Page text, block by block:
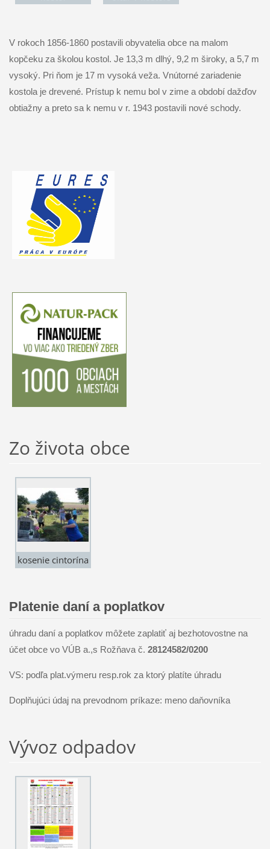
V rokoch 1856-1860 postavili obyvatelia obce na malom
kopčeku za školou kostol. Je 13,3 m dlhý, 9,2 m široky, a 5,7 m
vysoký. Pri ňom je 17 m vysoká veža. Vnútorné zariadenie
kostola je drevené. Prístup k nemu bol v zime a období dažďov
obtiažny a preto sa k nemu v r. 1943 postavili nové schody.
Zo života obce
kosenie cintorína
Platenie daní a poplatkov
úhradu daní a poplatkov môžete zaplatiť aj bezhotovostne na
účet obce vo VÚB a.,s Rožňava č. 28124582/0200
VS: podľa plat.výmeru resp.rok za ktorý platíte úhradu
Doplňujúci údaj na prevodnom príkaze: meno daňovníka
Vývoz odpadov